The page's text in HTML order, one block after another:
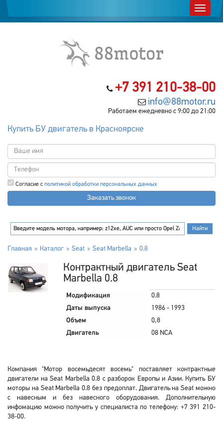
+7 391 210-38-00
info@88motor.ru
Работаем ежедневно с 9:00 до 21:00
Купить БУ двигатель в Красноярске
Согласие с политикой обработки персональных данных
Заказать звонок
Главная Каталог Seat Seat Marbella 0.8
Контрактный двигатель Seat
Marbella 0.8
Модификация
0.8
Даты выпуска
1986 - 1993
Объем
0,8
Двигатель
08 NCA
Компания "Мотор восемьдесят восемь" поставляет контрактные
двигатели на Seat Marbella 0.8 с разборок Европы и Азии. Купить БУ
моторы на Seat Marbella 0.8 без предоплат. Двигатель на Seat можно
с навесным и без навесного оборудования. Дополнительную
инфомацию можно получить у специалиста по телефону: +7 391 210-
38-00.